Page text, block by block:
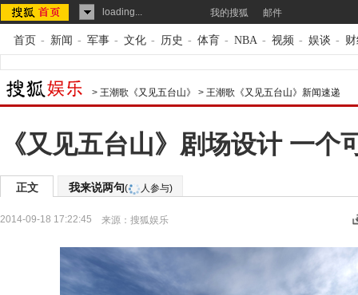
loading... 我的搜狐 邮件
首页 - 新闻 - 军事 - 文化 - 历史 - 体育 - NBA - 视频 - 娱谈 -
> 王潮歌《又见五台山》 > 王潮歌《又见五台山》新闻速递
《又见五台山》剧场设计 一个
正文 我来说两句( 人参与)
2014-09-18 17:22:45 来源： 搜狐娱乐